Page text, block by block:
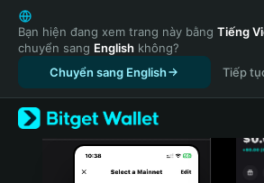
English
日本語
Tiếng Việt
Русский
Español (Latinoamérica)
Türkçe
Italiano
Bạn hiện đang xem trang này bằng Tiếng
chuyển sang English không?
Chuyển sang English
Tiếp